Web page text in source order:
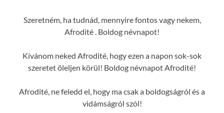
Szeretném, ha tudnád, mennyire fontos vagy nekem,
Afrodité . Boldog névnapot!
Kívánom neked Afrodité, hogy ezen a napon sok-sok
szeretet öleljen körül! Boldog névnapot Afrodité!
Afrodité, ne feledd el, hogy ma csak a boldogságról és a
vidámságról szól!